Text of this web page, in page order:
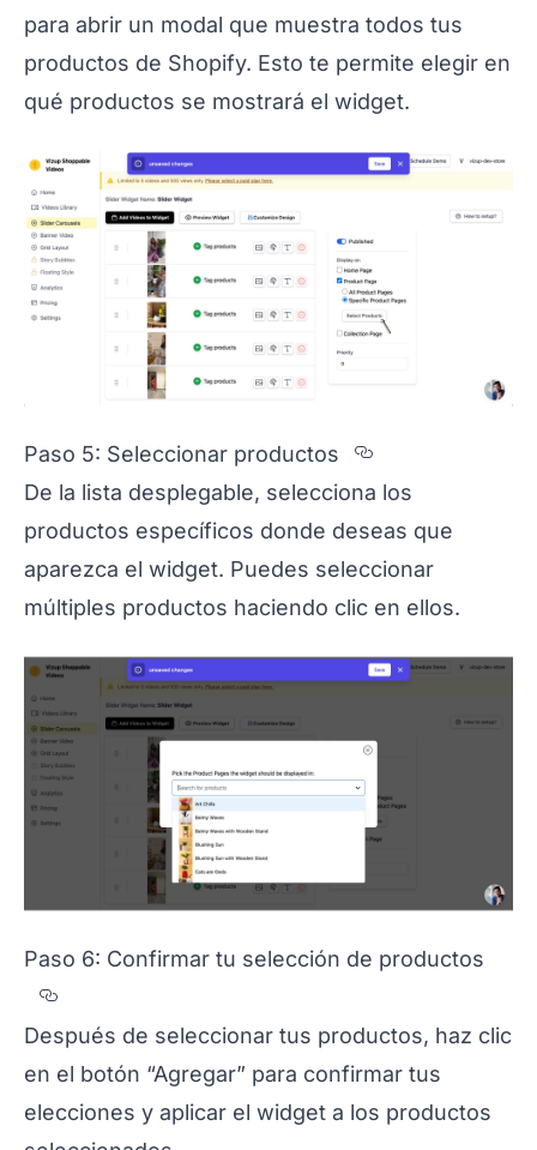
para abrir un modal que muestra todos tus
productos de Shopify. Esto te permite elegir en
qué productos se mostrará el widget.
Paso 5: Seleccionar productos
Section titled
De la lista desplegable, selecciona los
productos específicos donde deseas que
aparezca el widget. Puedes seleccionar
múltiples productos haciendo clic en ellos.
Paso 6: Confirmar tu selección de productos
Section titled
Después de seleccionar tus productos, haz clic
en el botón “Agregar” para confirmar tus
elecciones y aplicar el widget a los productos